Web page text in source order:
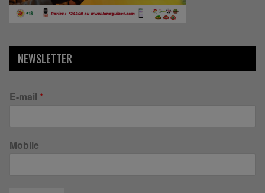
NEWSLETTER
E-mail *
Mobile